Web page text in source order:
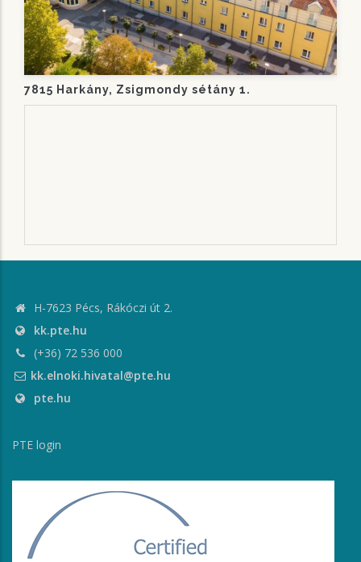
7815 Harkány, Zsigmondy sétány 1.
H-7623 Pécs, Rákóczi út 2.
kk.pte.hu
(+36) 72 536 000
kk.elnoki.hivatal@pte.hu
pte.hu
PTE login